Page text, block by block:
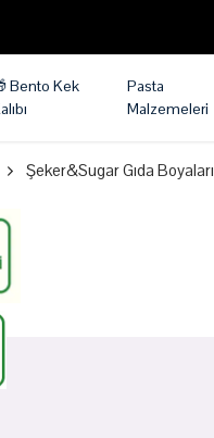
Bento Kek
Pasta
Malzemeleri
Şeker&Sugar Gıda Boyaları